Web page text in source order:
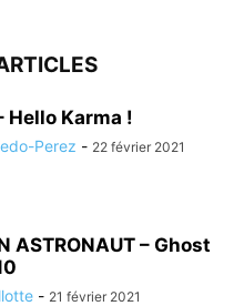
Hello Karma !
Perez - 22 février 2021
ASTRONAUT – Ghost
- 21 février 2021